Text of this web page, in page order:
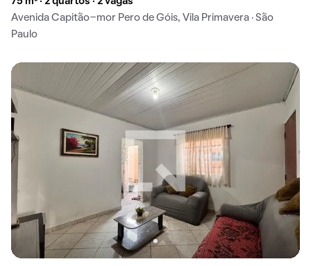
Avenida Capitão-mor Pero de Góis, Vila Primavera · São
Paulo